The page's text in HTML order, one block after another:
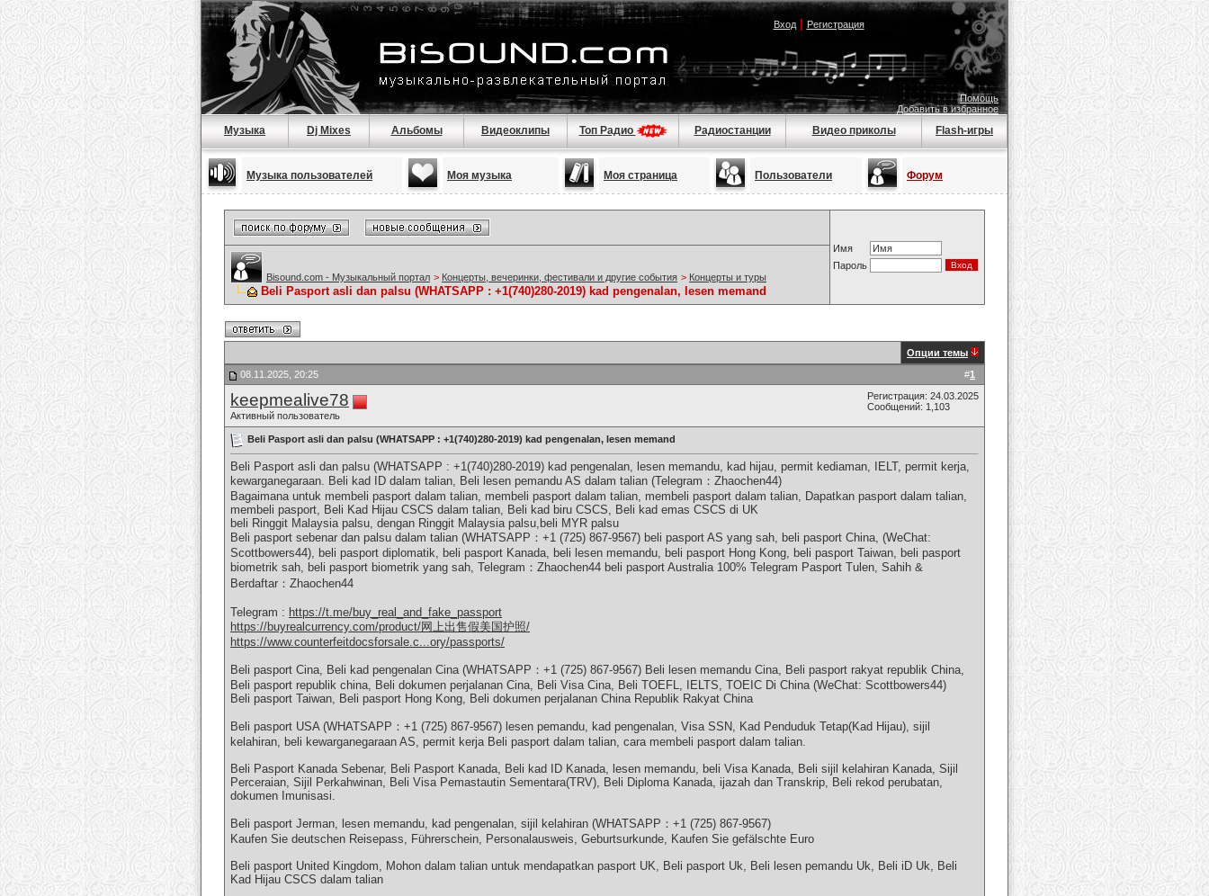
Вход| Регистрация
Помощь
Добавить в избранное
Музыка Dj Mixes Альбомы Видеоклипы Топ Радио Радиостанции Видео приколы Flash-игры
Музыка пользователей Моя музыка Моя страница Пользователи Форум
Имя
Пароль
Bisound.com - Музыкальный портал > Концерты, вечеринки, фестивали и другие события > Концерты и туры
Beli Pasport asli dan palsu (WHATSAPP : +1(740)280-2019) kad pengenalan, lesen memand
Опции темы
#1
08.11.2025, 20:25
keepmealive78
Активный пользователь
Регистрация: 24.03.2025
Сообщений: 1,103
Beli Pasport asli dan palsu (WHATSAPP : +1(740)280-2019) kad pengenalan, lesen memand
Beli Pasport asli dan palsu (WHATSAPP : +1(740)280-2019) kad pengenalan, lesen memandu, kad hijau, permit kediaman, IELT, permit kerja,
kewarganegaraan. Beli kad ID dalam talian, Beli lesen pemandu AS dalam talian (Telegram：Zhaochen44)
Bagaimana untuk membeli pasport dalam talian, membeli pasport dalam talian, membeli pasport dalam talian, Dapatkan pasport dalam talian,
membeli pasport, Beli Kad Hijau CSCS dalam talian, Beli kad biru CSCS, Beli kad emas CSCS di UK
beli Ringgit Malaysia palsu, dengan Ringgit Malaysia palsu,beli MYR palsu
Beli pasport sebenar dan palsu dalam talian (WHATSAPP：+1 (725) 867-9567) beli pasport AS yang sah, beli pasport China, (WeChat:
Scottbowers44), beli pasport diplomatik, beli pasport Kanada, beli lesen memandu, beli pasport Hong Kong, beli pasport Taiwan, beli pasport
biometrik sah, beli pasport biometrik yang sah, Telegram：Zhaochen44 beli pasport Australia 100% Telegram Pasport Tulen, Sahih &
Berdaftar：Zhaochen44
Telegram : https://t.me/buy_real_and_fake_passport
https://buyrealcurrency.com/product/网上出售假美国护照/
https://www.counterfeitdocsforsale.c...ory/passports/
Beli pasport Cina, Beli kad pengenalan Cina (WHATSAPP：+1 (725) 867-9567) Beli lesen memandu Cina, Beli pasport rakyat republik China,
Beli pasport republik china, Beli dokumen perjalanan Cina, Beli Visa Cina, Beli TOEFL, IELTS, TOEIC Di China (WeChat: Scottbowers44)
Beli pasport Taiwan, Beli pasport Hong Kong, Beli dokumen perjalanan China Republik Rakyat China
Beli pasport USA (WHATSAPP：+1 (725) 867-9567) lesen pemandu, kad pengenalan, Visa SSN, Kad Penduduk Tetap(Kad Hijau), sijil
kelahiran, beli kewarganegaraan AS, permit kerja Beli pasport dalam talian, cara membeli pasport dalam talian.
Beli Pasport Kanada Sebenar, Beli Pasport Kanada, Beli kad ID Kanada, lesen memandu, beli Visa Kanada, Beli sijil kelahiran Kanada, Sijil
Perceraian, Sijil Perkahwinan, Beli Visa Pemastautin Sementara(TRV), Beli Diploma Kanada, ijazah dan Transkrip, Beli rekod perubatan,
dokumen Imunisasi.
Beli pasport Jerman, lesen memandu, kad pengenalan, sijil kelahiran (WHATSAPP：+1 (725) 867-9567)
Kaufen Sie deutschen Reisepass, Führerschein, Personalausweis, Geburtsurkunde, Kaufen Sie gefälschte Euro
Beli pasport United Kingdom, Mohon dalam talian untuk mendapatkan pasport UK, Beli pasport Uk, Beli lesen pemandu Uk, Beli iD Uk, Beli
Kad Hijau CSCS dalam talian